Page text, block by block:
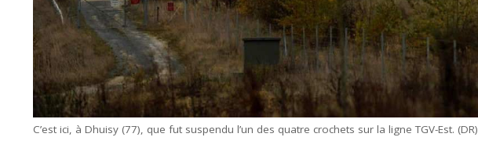
C’est ici, à Dhuisy (77), que fut suspendu l’un des quatre crochets sur la ligne TGV-Est. (DR)